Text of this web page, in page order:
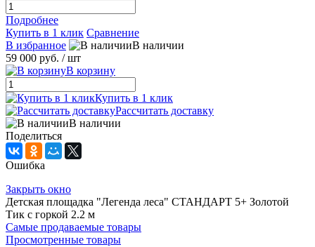
Подробнее
Купить в 1 клик Сравнение
В избранное
В наличии
59 000 руб. / шт
В корзину
Купить в 1 клик
Рассчитать доставку
В наличии
Поделиться
Ошибка
Закрыть окно
Детская площадка "Легенда леса" СТАНДАРТ 5+ Золотой
Тик с горкой 2.2 м
Самые продаваемые товары
Просмотренные товары